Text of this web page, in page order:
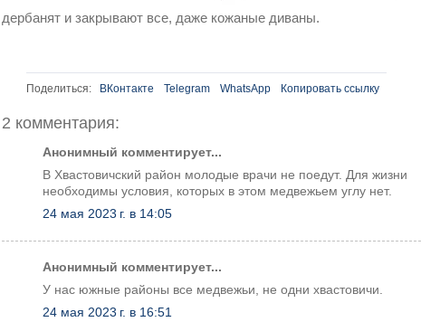
дербанят и закрывают все, даже кожаные диваны.
Поделиться: ВКонтакте Telegram WhatsApp Копировать ссылку
2 комментария:
Анонимный комментирует...
В Хвастовичский район молодые врачи не поедут. Для жизни
необходимы условия, которых в этом медвежьем углу нет.
24 мая 2023 г. в 14:05
Анонимный комментирует...
У нас южные районы все медвежьи, не одни хвастовичи.
24 мая 2023 г. в 16:51